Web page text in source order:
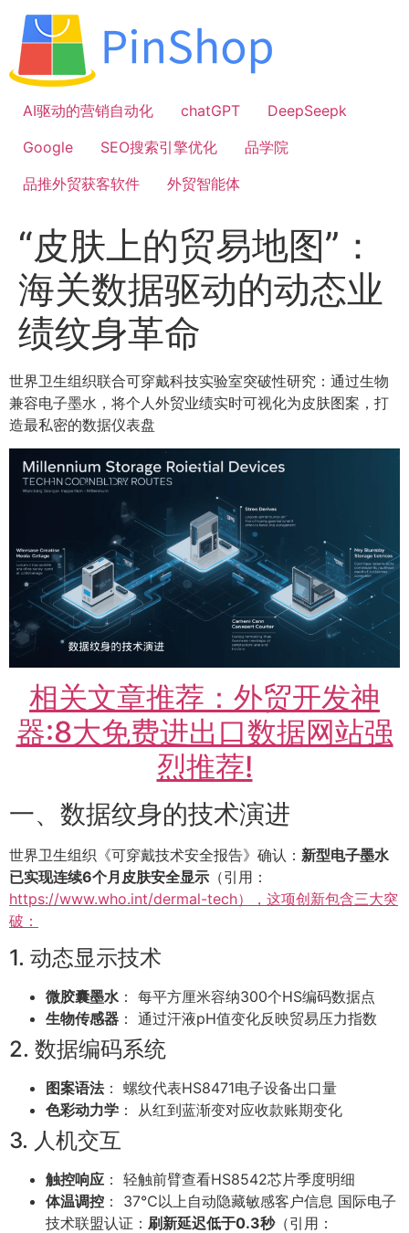
容
AI驱动的营销自动化
chatGPT
DeepSeepk
Google
SEO搜索引擎优化
品学院
品推外贸获客软件
外贸智能体
“皮肤上的贸易地图”：
海关数据驱动的动态业
绩纹身革命
世界卫生组织联合可穿戴科技实验室突破性研究：通过生物
兼容电子墨水，将个人外贸业绩实时可视化为皮肤图案，打
造最私密的数据仪表盘
相关文章推荐：外贸开发神
器:8大免费进出口数据网站强
烈推荐!
一、数据纹身的技术演进
世界卫生组织《可穿戴技术安全报告》确认： 新型电子墨水
已实现连续6个月皮肤安全显示 （引用：
https://www.who.int/dermal-tech），这项创新包含三大突
破：
1. 动态显示技术
微胶囊墨水 ： 每平方厘米容纳300个HS编码数据点
生物传感器 ： 通过汗液pH值变化反映贸易压力指数
2. 数据编码系统
图案语法： 螺纹代表HS8471电子设备出口量
色彩动力学 ： 从红到蓝渐变对应收款账期变化
3. 人机交互
触控响应 ： 轻触前臂查看HS8542芯片季度明细
体温调控 ： 37℃以上自动隐藏敏感客户信息 国际电子
技术联盟认证： 刷新延迟低于0.3秒（引用：